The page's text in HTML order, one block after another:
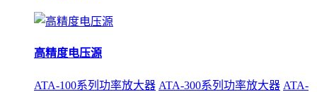
高精度电压源
ATA-100系列功率放大器 ATA-300系列功率放大器 ATA-